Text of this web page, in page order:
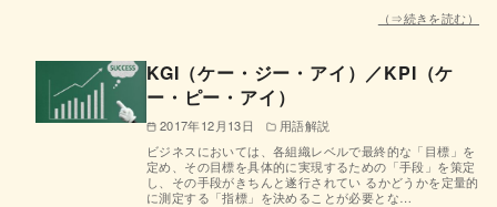
（⇒続きを読む）
KGI（ケー・ジー・アイ）／KPI（ケ
ー・ピー・アイ）
2017年12月13日
用語解説
ビジネスにおいては、各組織レベルで最終的な「目標」を
定め、その目標を具体的に実現するための「手段」を策定
し、その手段がきちんと遂行されてい るかどうかを定量的
に測定する「指標」を決めることが必要とな…